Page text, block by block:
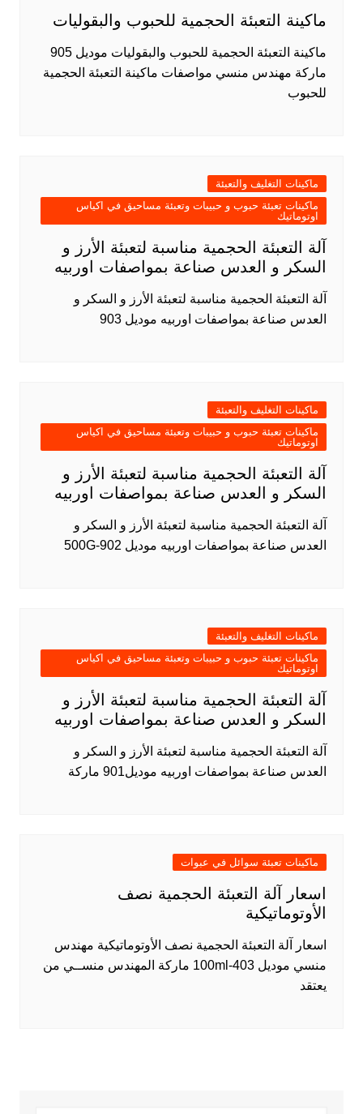
ماكينة التعبئة الحجمية للحبوب والبقوليات
ماكينة التعبئة الحجمية للحبوب والبقوليات موديل 905
ماركة مهندس منسي مواصفات ماكينة التعبئة الحجمية
للحبوب
ماكينات التغليف والتعبئة
ماكينات تعبئة حبوب و حبيبات وتعبئة مساحيق في اكياس
اوتوماتيك
آلة التعبئة الحجمية مناسبة لتعبئة الأرز و
السكر و العدس صناعة بمواصفات اوربيه
آلة التعبئة الحجمية مناسبة لتعبئة الأرز و السكر و
العدس صناعة بمواصفات اوربيه موديل 903
ماكينات التغليف والتعبئة
ماكينات تعبئة حبوب و حبيبات وتعبئة مساحيق في اكياس
اوتوماتيك
آلة التعبئة الحجمية مناسبة لتعبئة الأرز و
السكر و العدس صناعة بمواصفات اوربيه
آلة التعبئة الحجمية مناسبة لتعبئة الأرز و السكر و
العدس صناعة بمواصفات اوربيه موديل 902-500G
ماكينات التغليف والتعبئة
ماكينات تعبئة حبوب و حبيبات وتعبئة مساحيق في اكياس
اوتوماتيك
آلة التعبئة الحجمية مناسبة لتعبئة الأرز و
السكر و العدس صناعة بمواصفات اوربيه
آلة التعبئة الحجمية مناسبة لتعبئة الأرز و السكر و
العدس صناعة بمواصفات اوربيه موديل901 ماركة
ماكينات تعبئة سوائل في عبوات
اسعار آلة التعبئة الحجمية نصف
الأوتوماتيكية
اسعار آلة التعبئة الحجمية نصف الأوتوماتيكية مهندس
منسي موديل 403-100ml ماركة المهندس منســي من
يعتقد